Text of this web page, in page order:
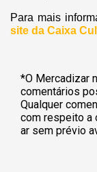
Para mais
site da Caixa
*O Mercadizar
comentários
Qualquer
com respeito a
ar sem prévio